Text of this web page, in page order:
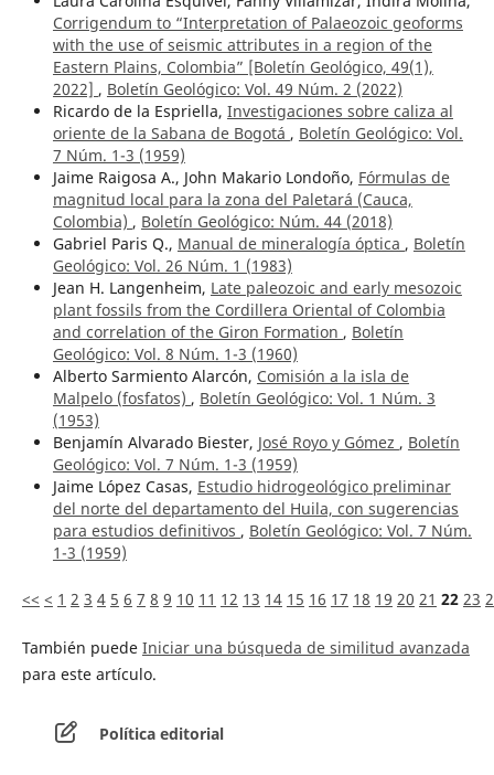
Corrigendum to “Interpretation of Palaeozoic geoforms
with the use of seismic attributes in a region of the
Eastern Plains, Colombia” [Boletín Geológico, 49(1),
2022] , Boletín Geológico: Vol. 49 Núm. 2 (2022)
Ricardo de la Espriella, Investigaciones sobre caliza al
oriente de la Sabana de Bogotá , Boletín Geológico: Vol.
7 Núm. 1-3 (1959)
Jaime Raigosa A., John Makario Londoño, Fórmulas de
magnitud local para la zona del Paletará (Cauca,
Colombia) , Boletín Geológico: Núm. 44 (2018)
Gabriel Paris Q., Manual de mineralogía óptica , Boletín
Geológico: Vol. 26 Núm. 1 (1983)
Jean H. Langenheim, Late paleozoic and early mesozoic
plant fossils from the Cordillera Oriental of Colombia
and correlation of the Giron Formation , Boletín
Geológico: Vol. 8 Núm. 1-3 (1960)
Alberto Sarmiento Alarcón, Comisión a la isla de
Malpelo (fosfatos) , Boletín Geológico: Vol. 1 Núm. 3
(1953)
Benjamín Alvarado Biester, José Royo y Gómez , Boletín
Geológico: Vol. 7 Núm. 1-3 (1959)
Jaime López Casas, Estudio hidrogeológico preliminar
del norte del departamento del Huila, con sugerencias
para estudios definitivos , Boletín Geológico: Vol. 7 Núm.
1-3 (1959)
<< < 1 2 3 4 5 6 7 8 9 10 11 12 13 14 15 16 17 18 19 20 21 22 23
También puede Iniciar una búsqueda de similitud avanzada
para este artículo.
Política editorial